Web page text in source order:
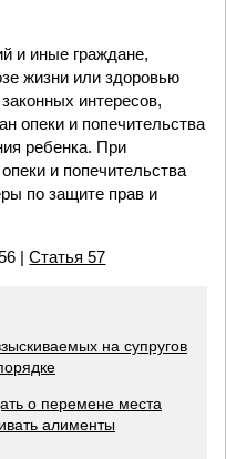
и иные граждане,
жизни или здоровью
интересов,
опеки и попечительства
ребенка. При
и попечительства
по защите прав и
|Статья 57
на супругов
о перемене места
алименты